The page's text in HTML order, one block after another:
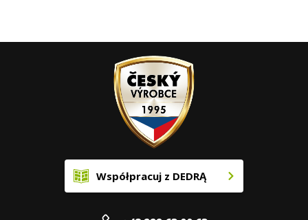
Współpracuj z DEDRĄ